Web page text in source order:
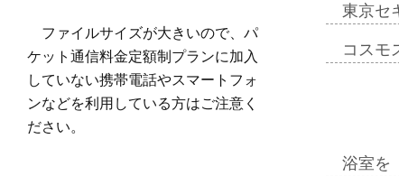
東京セ
コスモ
浴室を
ファイルサイズが大きいので、パ
ケット通信料金定額制プランに加入
していない携帯電話やスマートフォ
ンなどを利用している方はご注意く
ださい。